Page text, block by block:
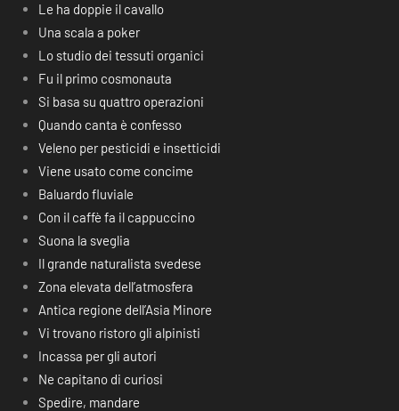
Le ha doppie il cavallo
Una scala a poker
Lo studio dei tessuti organici
Fu il primo cosmonauta
Si basa su quattro operazioni
Quando canta è confesso
Veleno per pesticidi e insetticidi
Viene usato come concime
Baluardo fluviale
Con il caffè fa il cappuccino
Suona la sveglia
Il grande naturalista svedese
Zona elevata dell’atmosfera
Antica regione dell’Asia Minore
Vi trovano ristoro gli alpinisti
Incassa per gli autori
Ne capitano di curiosi
Spedire, mandare